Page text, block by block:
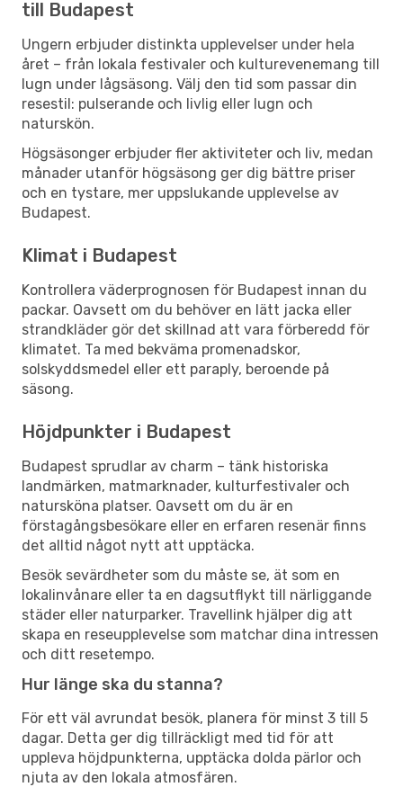
till Budapest
Ungern erbjuder distinkta upplevelser under hela
året – från lokala festivaler och kulturevenemang till
lugn under lågsäsong. Välj den tid som passar din
resestil: pulserande och livlig eller lugn och
naturskön.
Högsäsonger erbjuder fler aktiviteter och liv, medan
månader utanför högsäsong ger dig bättre priser
och en tystare, mer uppslukande upplevelse av
Budapest.
Klimat i Budapest
Kontrollera väderprognosen för Budapest innan du
packar. Oavsett om du behöver en lätt jacka eller
strandkläder gör det skillnad att vara förberedd för
klimatet. Ta med bekväma promenadskor,
solskyddsmedel eller ett paraply, beroende på
säsong.
Höjdpunkter i Budapest
Budapest sprudlar av charm – tänk historiska
landmärken, matmarknader, kulturfestivaler och
natursköna platser. Oavsett om du är en
förstagångsbesökare eller en erfaren resenär finns
det alltid något nytt att upptäcka.
Besök sevärdheter som du måste se, ät som en
lokalinvånare eller ta en dagsutflykt till närliggande
städer eller naturparker. Travellink hjälper dig att
skapa en reseupplevelse som matchar dina intressen
och ditt resetempo.
Hur länge ska du stanna?
För ett väl avrundat besök, planera för minst 3 till 5
dagar. Detta ger dig tillräckligt med tid för att
uppleva höjdpunkterna, upptäcka dolda pärlor och
njuta av den lokala atmosfären.